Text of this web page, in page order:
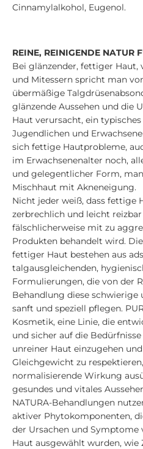
Cinnamylalkohol, Eugenol.
REINE, REINIGENDE NATUR
Bei glänzender, fettiger Haut,
und Mitessern spricht man
übermäßige
glänzende Aussehen und die
Haut verursacht, ein
Jugendlichen und
sich fettige Hautprobleme,
im Erwachsenenalter noch,
und gelegentlicher Form,
Mischhaut mit Akneneigung.
Nicht jeder weiß, dass fettige
zerbrechlich und leicht
fälschlicherweise mit zu
Produkten behandelt wird.
fettiger Haut bestehen aus
talgausgleichenden,
Formulierungen, die von der
Behandlung diese
sanft und speziell pflegen.
Kosmetik, eine Linie, die
und sicher auf die
unreiner Haut einzugehen
Gleichgewicht zu
normalisierende Wirkung
gesundes und vitales
NATURA-Behandlungen
aktiver Phytokomponenten,
der Ursachen und
Haut ausgewählt wurden,